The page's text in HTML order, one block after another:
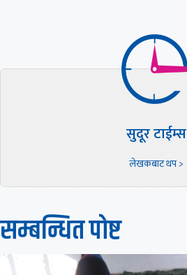
सुदूर टाईम्स
लेखकबाट थप >
सम्बन्धित पाेष्ट